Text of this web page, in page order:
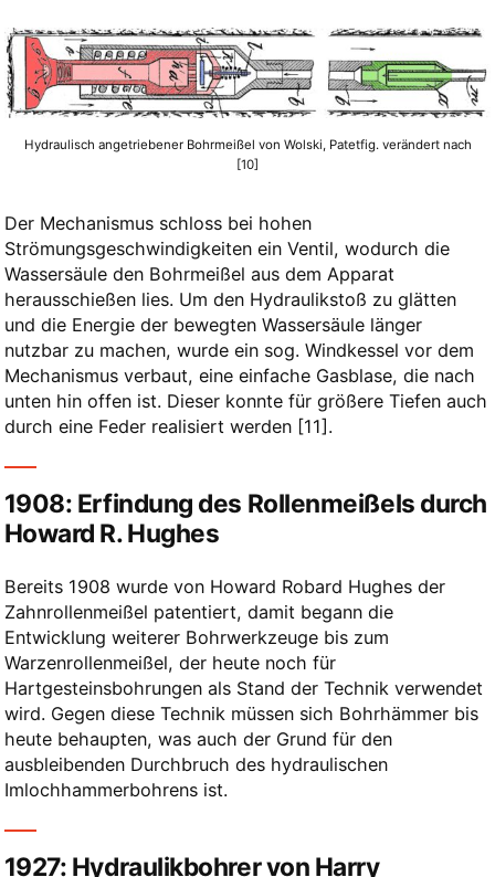
Hydraulisch angetriebener Bohrmeißel von Wolski, Patetfig. verändert nach
[10]
Der Mechanismus schloss bei hohen
Strömungsgeschwindigkeiten ein Ventil, wodurch die
Wassersäule den Bohrmeißel aus dem Apparat
herausschießen lies. Um den Hydraulikstoß zu glätten
und die Energie der bewegten Wassersäule länger
nutzbar zu machen, wurde ein sog. Windkessel vor dem
Mechanismus verbaut, eine einfache Gasblase, die nach
unten hin offen ist. Dieser konnte für größere Tiefen auch
durch eine Feder realisiert werden [11]​.
1908: Erfindung des Rollenmeißels durch
Howard R. Hughes
Bereits 1908 wurde von Howard Robard Hughes der
Zahnrollenmeißel patentiert, damit begann die
Entwicklung weiterer Bohrwerkzeuge bis zum
Warzenrollenmeißel, der heute noch für
Hartgesteinsbohrungen als Stand der Technik verwendet
wird. Gegen diese Technik müssen sich Bohrhämmer bis
heute behaupten, was auch der Grund für den
ausbleibenden Durchbruch des hydraulischen
Imlochhammerbohrens ist.
1927: Hydraulikbohrer von Harry